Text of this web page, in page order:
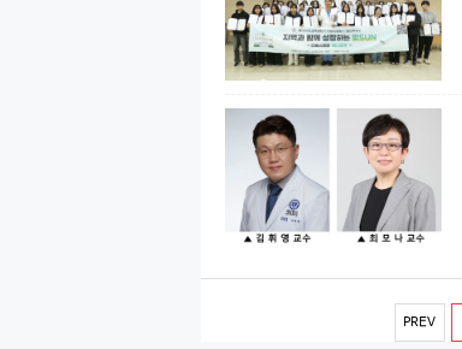
PREV